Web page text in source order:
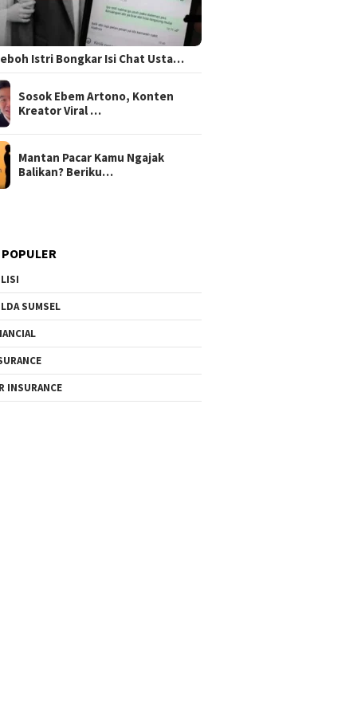
Istri Bongkar Isi Chat Usta…
Sosok Ebem Artono, Konten
Kreator Viral …
Mantan Pacar Kamu Ngajak
Balikan? Beriku…
SUMSEL
INSURANCE